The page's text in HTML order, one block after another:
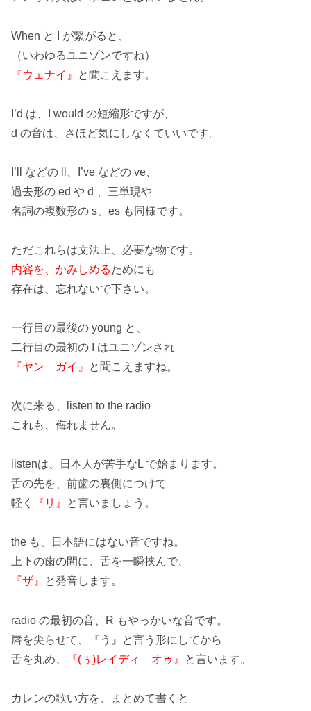
When と I が繋がると、
（いわゆるユニゾンですね）
『ウェナイ』
と聞こえます。
I’d は、I would の短縮形ですが、
d の音は、さほど気にしなくていいです。
I’ll などの 、I’ve などの ve
過去形の ed や d
、三単現や
名詞の複数形の s es も同様です。
ただこれらは文法 上、必要な物です。
内容を、かみしめるためにも
存在は、忘れないで下さい。
一行目の最後の young と、
二行目の最初の I はユニゾンされ
『ヤン ガイ』
と聞こえますね。
次に来る、listen to the radio
これも、侮れません。
listenは、 日本人が苦手なL で始まります。
舌の先を、前歯の裏側につけて
軽く
『リ』 と言いましょう。
the も、日本語にはない音ですね。
上下の歯の間に、舌を一瞬挟んで、
『ザ』
と発音します。
radio の最初の音、 R もやっかいな音です。
唇を尖らせて、
『う』
と言う形にしてから
舌を丸め、
『(ぅ)レイディ オゥ』 と言います。
カレンの歌い方を、まとめて書くと